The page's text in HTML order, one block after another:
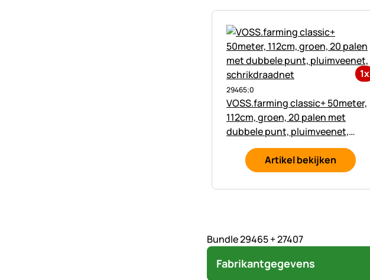
1x
29465;0
VOSS.farming classic+ 50meter,
112cm, groen, 20 palen met
dubbele punt, pluimveenet,
schrikdraadnet
Artikel bekijken
Bundle 29465 + 27407
Fabrikantgegevens